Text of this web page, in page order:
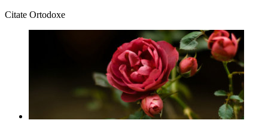
Citate Ortodoxe